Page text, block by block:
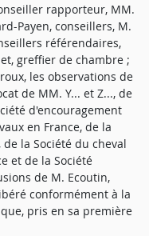
rapporteur, MM.
Payen, conseillers, M.
référendaires,
greffier de chambre ;
les observations de
de MM. Y... et Z..., de
d'encouragement
en France, de la
la Société du cheval
et de la Société
de M. Ecoutin,
conformément à la
pris en sa première